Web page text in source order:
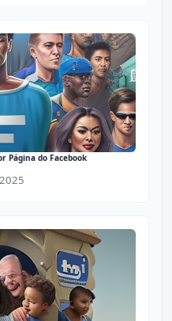
Página do Facebook